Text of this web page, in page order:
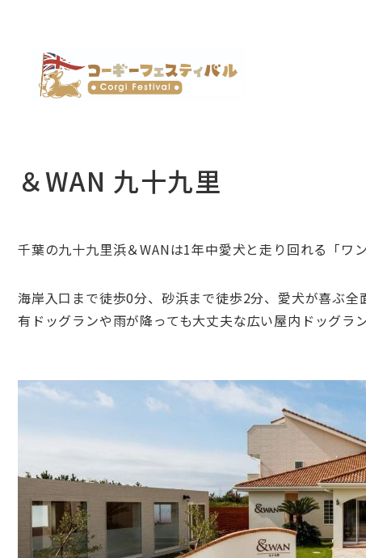
＆WAN 九十九里
千葉の九十九里浜＆WANは1年中愛犬と走り回れる「ワ
海岸入口まで徒歩0分、砂浜まで徒歩2分、愛犬が喜ぶ
有ドッグランや雨が降っても大丈夫な広い屋内ドッグラ